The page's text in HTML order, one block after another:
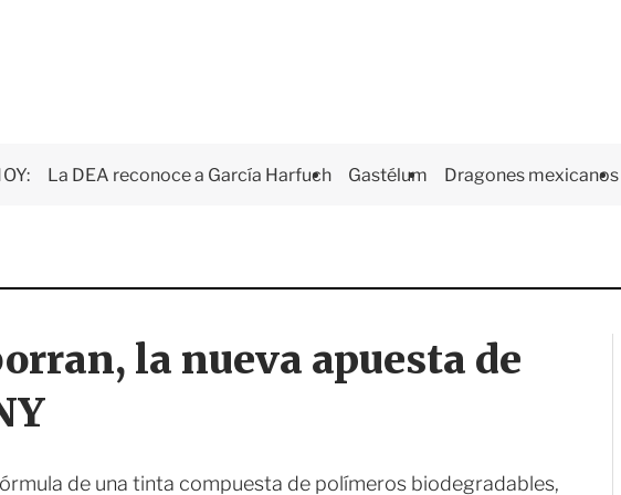
La DEA reconoce a García Harfuch Gastélum Dragones mexicanos
la nueva apuesta de
de una tinta compuesta de polímeros biodegradables,